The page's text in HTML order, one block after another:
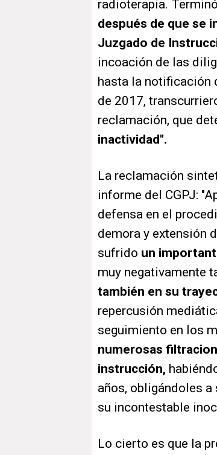
radioterapia.
después de que se
Juzgado de
incoación de las
hasta la notificación
de 2017,
reclamación, que
inactividad".
La reclamación
informe del CGPJ:
defensa en el
demora y extensión
sufrido un
muy negativamente
también en su
repercusión
seguimiento en los
numerosas
instrucción,
años, obligándoles
su incontestable
Lo cierto es que la